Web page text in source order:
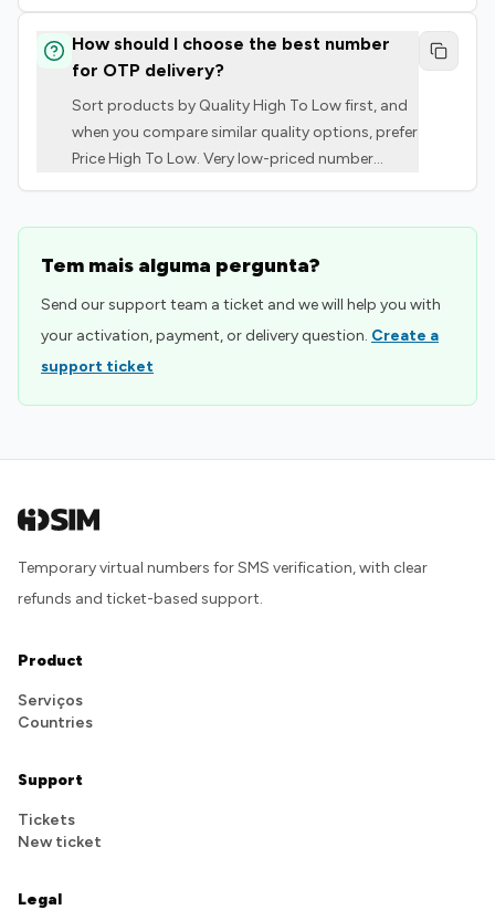
How should I choose the best number
for OTP delivery?
Sort products by Quality High To Low first, and
when you compare similar quality options, prefer
Price High To Low. Very low-priced number...
Tem mais alguma pergunta?
Send our support team a ticket and we will help you with
your activation, payment, or delivery question. Create a
support ticket
Temporary virtual numbers for SMS verification, with clear
refunds and ticket-based support.
Product
Serviços
Countries
Support
Tickets
New ticket
Legal